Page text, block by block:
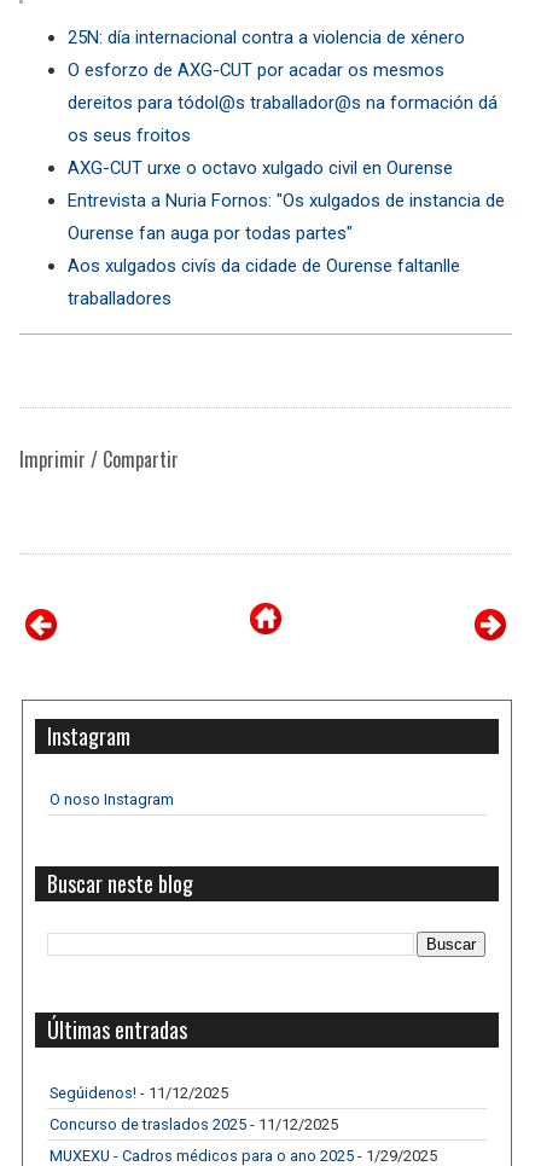
25N: día internacional contra a violencia de xénero
O esforzo de AXG-CUT por acadar os mesmos
dereitos para tódol@s traballador@s na formación dá
os seus froitos
AXG-CUT urxe o octavo xulgado civil en Ourense
Entrevista a Nuria Fornos: "Os xulgados de instancia de
Ourense fan auga por todas partes"
Aos xulgados civís da cidade de Ourense faltanlle
traballadores
Imprimir / Compartir
Instagram
O noso Instagram
Buscar neste blog
Últimas entradas
Segúidenos! - 11/12/2025
Concurso de traslados 2025 - 11/12/2025
MUXEXU - Cadros médicos para o ano 2025 - 1/29/2025